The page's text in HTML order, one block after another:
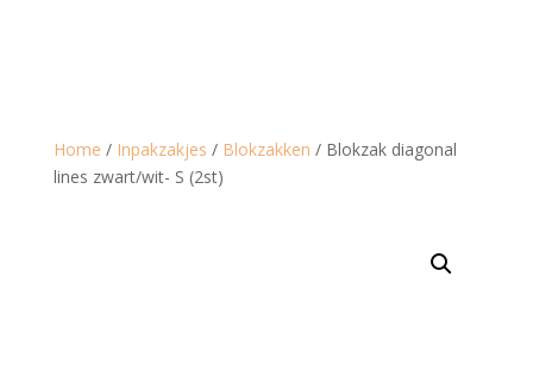
Home / Inpakzakjes / Blokzakken / Blokzak diagonal
lines zwart/wit- S (2st)